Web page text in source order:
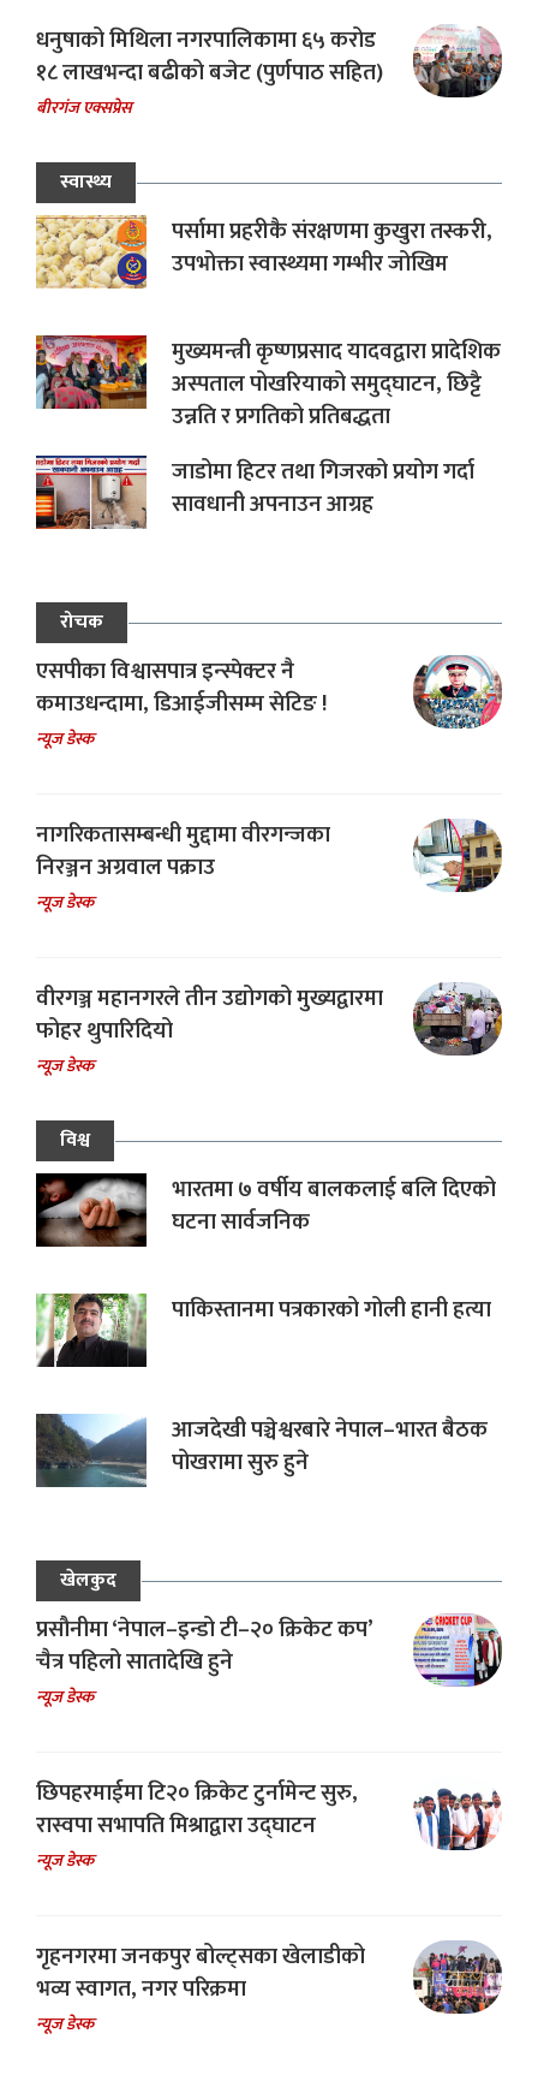
धनुषाको मिथिला नगरपालिकामा ६५ करोड
१८ लाखभन्दा बढीको बजेट (पुर्णपाठ सहित)
बीरगंज एक्सप्रेस
स्वास्थ्य
पर्सामा प्रहरीकै संरक्षणमा कुखुरा तस्करी,
उपभोक्ता स्वास्थ्यमा गम्भीर जोखिम
मुख्यमन्त्री कृष्णप्रसाद यादवद्वारा प्रादेशिक
अस्पताल पोखरियाको समुद्घाटन, छिट्टै
उन्नति र प्रगतिको प्रतिबद्धता
जाडोमा हिटर तथा गिजरको प्रयोग गर्दा
सावधानी अपनाउन आग्रह
रोचक
एसपीका विश्वासपात्र इन्स्पेक्टर नै
कमाउधन्दामा, डिआईजीसम्म सेटिङ !
न्यूज डेस्क
नागरिकतासम्बन्धी मुद्दामा वीरगन्जका
निरञ्जन अग्रवाल पक्राउ
न्यूज डेस्क
वीरगञ्ज महानगरले तीन उद्योगको मुख्यद्वारमा
फोहर थुपारिदियो
न्यूज डेस्क
विश्व
भारतमा ७ वर्षीय बालकलाई बलि दिएको
घटना सार्वजनिक
पाकिस्तानमा पत्रकारको गोली हानी हत्या
आजदेखी पञ्चेश्वरबारे नेपाल–भारत बैठक
पोखरामा सुरु हुने
खेलकुद
प्रसौनीमा ‘नेपाल–इन्डो टी–२० क्रिकेट कप’
चैत्र पहिलो सातादेखि हुने
न्यूज डेस्क
छिपहरमाईमा टि२० क्रिकेट टुर्नामेन्ट सुरु,
रास्वपा सभापति मिश्राद्वारा उद्घाटन
न्यूज डेस्क
गृहनगरमा जनकपुर बोल्ट्सका खेलाडीको
भव्य स्वागत, नगर परिक्रमा
न्यूज डेस्क